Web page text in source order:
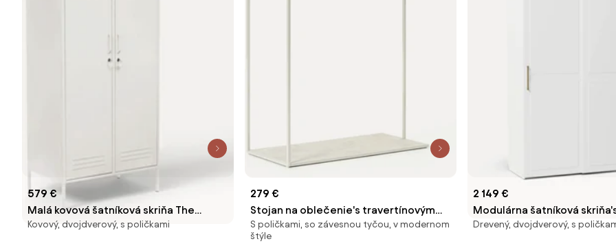
579 €
Malá kovová šatníková skriňa The
Twinny
Kovový, dvojdverový, s poličkami
279 €
Stojan na oblečenie's travertínovým
vzhľadom Pacey
S poličkami, so závesnou tyčou, v modernom
štýle
2 149 €
Modulárna šatníková
posuvnými dverami
Drevený, dvojdverový, s